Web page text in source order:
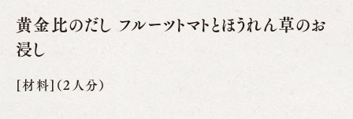
黄金比のだし フルーツトマトとほうれん草のお
浸し
[材料]（2人分）